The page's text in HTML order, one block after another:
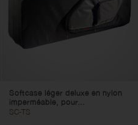
Softcase léger deluxe en nylon
imperméable, pour...
SC-TS